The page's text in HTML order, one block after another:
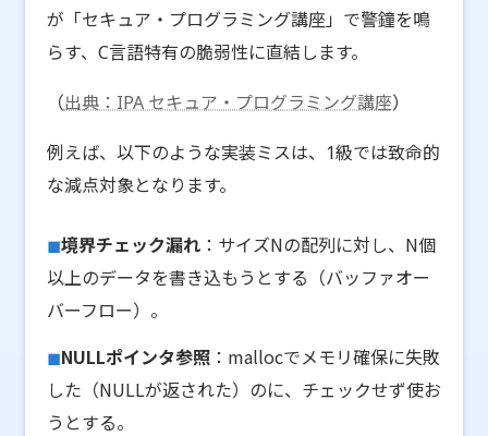
が「セキュア・プログラミング講座」で警鐘を鳴
らす、C言語特有の脆弱性に直結します。
（出典：IPA セキュア・プログラミング講座）
例えば、以下のような実装ミスは、1級では致命的
な減点対象となります。
境界チェック漏れ：サイズNの配列に対し、N個
以上のデータを書き込もうとする（バッファオー
バーフロー）。
NULLポインタ参照：mallocでメモリ確保に失敗
した（NULLが返された）のに、チェックせず使お
うとする。